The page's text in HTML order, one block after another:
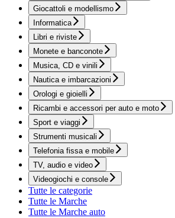
Giocattoli e modellismo
Informatica
Libri e riviste
Monete e banconote
Musica, CD e vinili
Nautica e imbarcazioni
Orologi e gioielli
Ricambi e accessori per auto e moto
Sport e viaggi
Strumenti musicali
Telefonia fissa e mobile
TV, audio e video
Videogiochi e console
Tutte le categorie
Tutte le Marche
Tutte le Marche auto